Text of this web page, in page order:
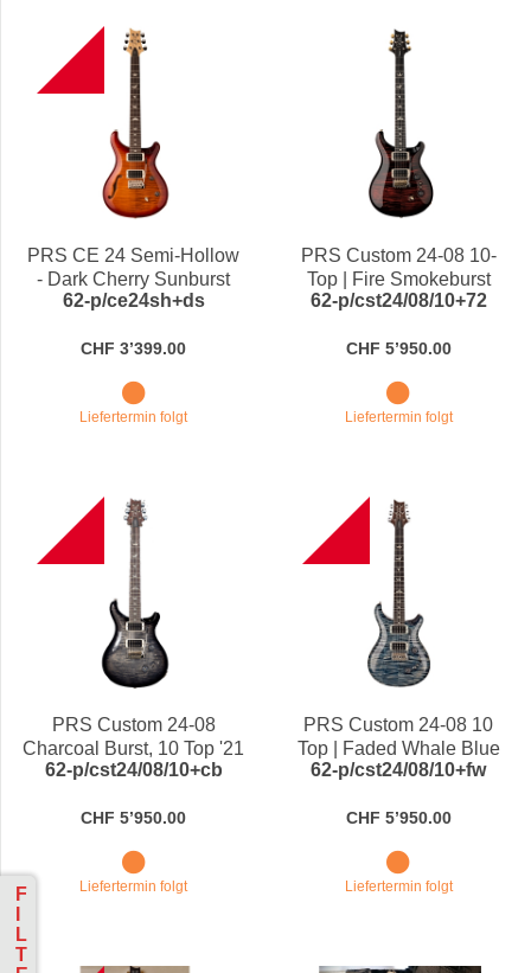
F
L
T
PRS CE 24 Semi-Hollow
- Dark Cherry Sunburst
62-p/ce24sh+ds
CHF 3’399.00
Liefertermin folgt
PRS Custom 24-08 10-
Top | Fire Smokeburst
62-p/cst24/08/10+72
CHF 5’950.00
Liefertermin folgt
PRS Custom 24-08
Charcoal Burst, 10 Top '21
62-p/cst24/08/10+cb
CHF 5’950.00
Liefertermin folgt
PRS Custom 24-08 10
Top | Faded Whale Blue
62-p/cst24/08/10+fw
CHF 5’950.00
Liefertermin folgt